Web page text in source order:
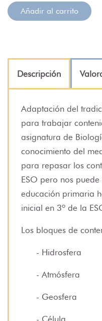
Añadir al carrito
Descripción
Adaptación del
para trabajar
asignatura de
conocimiento del
para repasar los
ESO pero nos
educación primaria
inicial en 3º de la
Los bloques de
- Hidrosfera
- Atmósfera
- Geosfera
- Célula